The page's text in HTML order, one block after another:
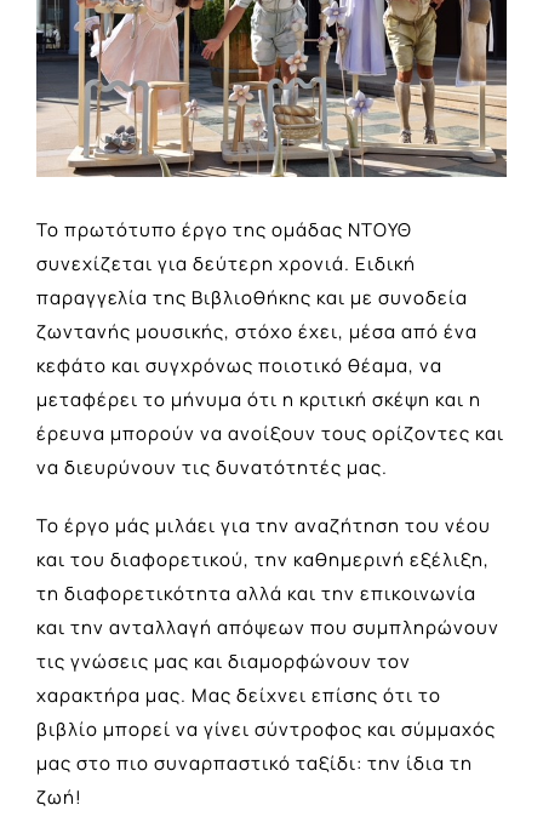
Το πρωτότυπο έργο της ομάδας ΝΤΟΥΘ
συνεχίζεται για δεύτερη χρονιά. Ειδική
παραγγελία της Βιβλιοθήκης και με συνοδεία
ζωντανής μουσικής, στόχο έχει, μέσα από ένα
κεφάτο και συγχρόνως ποιοτικό θέαμα, να
μεταφέρει το μήνυμα ότι η κριτική σκέψη και η
έρευνα μπορούν να ανοίξουν τους ορίζοντες και
να διευρύνουν τις δυνατότητές μας.
Το έργο μάς μιλάει για την αναζήτηση του νέου
και του διαφορετικού, την καθημερινή εξέλιξη,
τη διαφορετικότητα αλλά και την επικοινωνία
και την ανταλλαγή απόψεων που συμπληρώνουν
τις γνώσεις μας και διαμορφώνουν τον
χαρακτήρα μας. Μας δείχνει επίσης ότι το
βιβλίο μπορεί να γίνει σύντροφος και σύμμαχός
μας στο πιο συναρπαστικό ταξίδι: την ίδια τη
ζωή!